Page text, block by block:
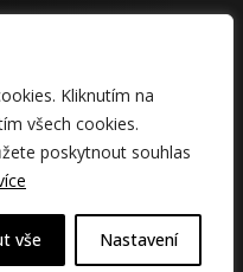
Kliknutím na
všech cookies.
poskytnout souhlas
Nastavení
vše
české podnikatele už 15